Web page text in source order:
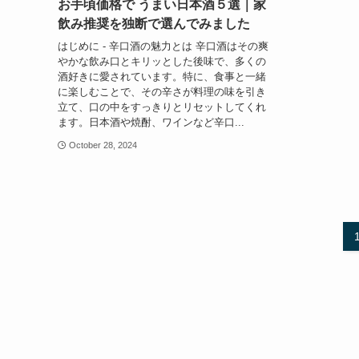
お手頃価格で うまい日本酒５選｜家
飲み推奨を独断で選んでみました
はじめに - 辛口酒の魅力とは 辛口酒はその爽
やかな飲み口とキリッとした後味で、多くの
酒好きに愛されています。特に、食事と一緒
に楽しむことで、その辛さが料理の味を引き
立て、口の中をすっきりとリセットしてくれ
ます。日本酒や焼酎、ワインなど辛口...
October 28, 2024
1